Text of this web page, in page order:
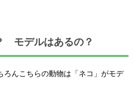
モデルはあるの？
ろんこちらの動物は「ネコ」がモデ